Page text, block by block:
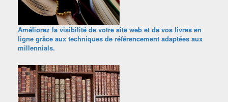
Améliorez la visibilité de votre site web et de vos livres en
ligne grâce aux techniques de référencement adaptées aux
millennials.